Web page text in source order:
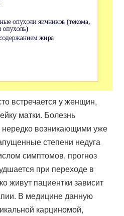
встречается у женщин,
матки. Болезнь
нередко возникающими уже
степени недуга
симптомов, прогноз
при переходе в
живут пациентки зависит
В медицине данную
карциномой,